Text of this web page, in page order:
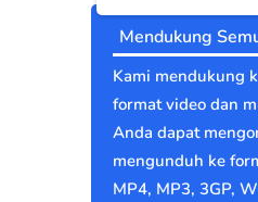
Mendukung
Kami mendukung
format video dan
Anda dapat
mengunduh ke
MP4, MP3, 3GP,